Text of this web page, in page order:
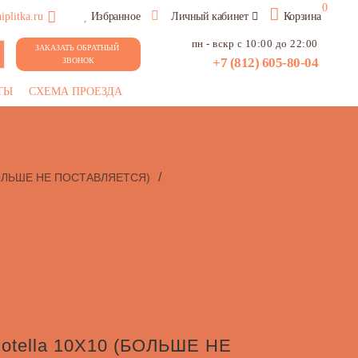
Избранное Личный кабинет Корзина
0
ЗАКАЗАТЬ ОБРАТНЫЙ
ЗВОНОК
пн - вскр с 10:00 до 22:00
+7 (812) 605-80-04
СХЕМА ПРОЕЗДА
НЕ ПОСТАВЛЯЕТСЯ) /
10X10 (БОЛЬШЕ НЕ